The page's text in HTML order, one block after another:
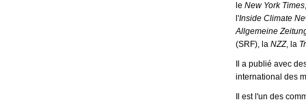
le New York Times
l'Inside Climate
Allgemeine
(SRF), la NZZ, la
Il a publié avec
international des
Il est l'un des